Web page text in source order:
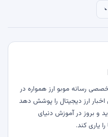
رسانه موبو ارز همواره در
ارز دیجیتال را پوشش دهد
و بروز در آموزش دنیای
یاری کند.